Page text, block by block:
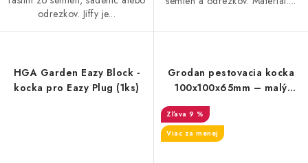
odrezkov. Jiffy je...
HGA Garden Eazy Block -
kocka pro Eazy Plug (1ks)
Grodan pestovacia kocka
100x100x65mm – malý
otvor 27x40mm
9 %
Viac za menej